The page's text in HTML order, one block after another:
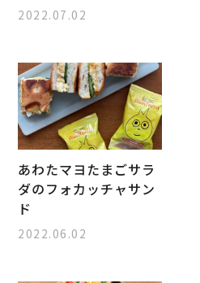
2022.07.02
あわたマヨたまごサラ
ダのフォカッチャサン
ド
2022.06.02